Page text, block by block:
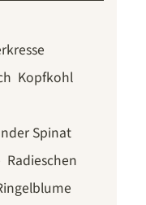
Kopfkohl
Spinat
Radieschen